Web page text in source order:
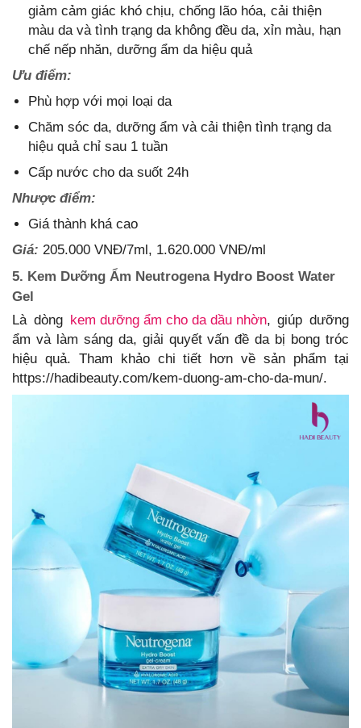
giảm cảm giác khó chịu, chống lão hóa, cải thiện
màu da và tình trạng da không đều da, xỉn màu, hạn
chế nếp nhăn, dưỡng ẩm da hiệu quả
Ưu điểm:
Phù hợp với mọi loại da
Chăm sóc da, dưỡng ẩm và cải thiện tình trạng da
hiệu quả chỉ sau 1 tuần
Cấp nước cho da suốt 24h
Nhược điểm:
Giá thành khá cao
Giá: 205.000 VNĐ/7ml, 1.620.000 VNĐ/ml
5. Kem Dưỡng Ẩm Neutrogena Hydro Boost Water
Gel
Là dòng kem dưỡng ẩm cho da dầu nhờn, giúp dưỡng
ẩm và làm sáng da, giải quyết vấn đề da bị bong tróc
hiệu quả. Tham khảo chi tiết hơn về sản phẩm tại
https://hadibeauty.com/kem-duong-am-cho-da-mun/.